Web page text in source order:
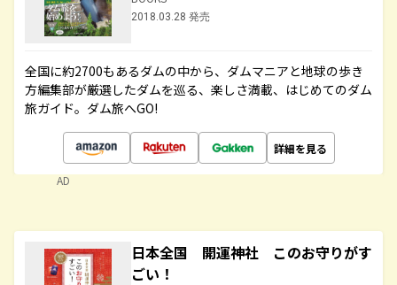
2018.03.28 発売
全国に約2700もあるダムの中から、ダムマニアと地球の歩き
方編集部が厳選したダムを巡る、楽しさ満載、はじめてのダム
旅ガイド。ダム旅へGO!
詳細を見る
AD
日本全国 開運神社 このお守りがす
ごい！